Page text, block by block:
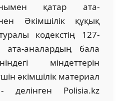
қатар ата-
Әкімшілік құқық
кодекстің 127-
аналардың бала
міндеттерін
әкімшілік материал
делінген Polisia.kz